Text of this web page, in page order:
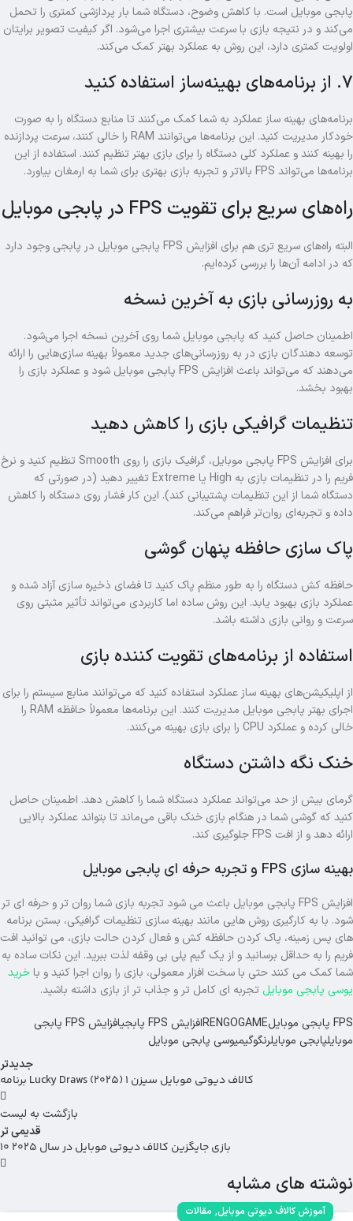
پابجی موبایل است. با کاهش وضوح، دستگاه شما بار پردازشی کمتری را تحمل
می‌کند و در نتیجه بازی با سرعت بیشتری اجرا می‌شود. اگر کیفیت تصویر برایتان
اولویت کمتری دارد، این روش به عملکرد بهتر کمک می‌کند.
7. از برنامه‌های بهینه‌ساز استفاده کنید
برنامه‌های بهینه‌ ساز عملکرد به شما کمک می‌کنند تا منابع دستگاه را به‌ صورت
خودکار مدیریت کنید. این برنامه‌ها می‌توانند RAM را خالی کنند، سرعت پردازنده
را بهینه کنند و عملکرد کلی دستگاه را برای بازی بهتر تنظیم کنند. استفاده از این
برنامه‌ها می‌تواند FPS بالاتر و تجربه بازی بهتری برای شما به ارمغان بیاورد.
راه‌های سریع برای تقویت FPS در پابجی موبایل
البته راه‌های سریع تری هم برای افزایش FPS پابجی موبایل در پابجی وجود دارد
که در ادامه آن‌ها را بررسی کرده‌ایم.
به‌ روزرسانی بازی به آخرین نسخه
اطمینان حاصل کنید که پابجی موبایل شما روی آخرین نسخه اجرا می‌شود.
توسعه‌ دهندگان بازی در به‌ روزرسانی‌های جدید معمولاً بهینه‌ سازی‌هایی را ارائه
می‌دهند که می‌تواند باعث افزایش FPS پابجی موبایل شود و عملکرد بازی را
بهبود بخشد.
تنظیمات گرافیکی بازی را کاهش دهید
برای افزایش FPS پابجی موبایل، گرافیک بازی را روی Smooth تنظیم کنید و نرخ
فریم را در تنظیمات بازی به High یا Extreme تغییر دهید (در صورتی که
دستگاه شما از این تنظیمات پشتیبانی کند). این کار فشار روی دستگاه را کاهش
داده و تجربه‌ای روان‌تر فراهم می‌کند.
پاک‌ سازی حافظه پنهان گوشی
حافظه کش دستگاه را به‌ طور منظم پاک کنید تا فضای ذخیره‌ سازی آزاد شده و
عملکرد بازی بهبود یابد. این روش ساده اما کاربردی می‌تواند تأثیر مثبتی روی
سرعت و روانی بازی داشته باشد.
استفاده از برنامه‌های تقویت‌ کننده بازی
از اپلیکیشن‌های بهینه‌ ساز عملکرد استفاده کنید که می‌توانند منابع سیستم را برای
اجرای بهتر پابجی موبایل مدیریت کنند. این برنامه‌ها معمولاً حافظه RAM را
خالی کرده و عملکرد CPU را برای بازی بهینه می‌کنند.
خنک نگه داشتن دستگاه
گرمای بیش از حد می‌تواند عملکرد دستگاه شما را کاهش دهد. اطمینان حاصل
کنید که گوشی شما در هنگام بازی خنک باقی می‌ماند تا بتواند عملکرد بالایی
ارائه دهد و از افت FPS جلوگیری کند.
بهینه سازی FPS و تجربه حرفه ای پابجی موبایل
افزایش FPS پابجی موبایل باعث می شود تجربه بازی شما روان تر و حرفه ای تر
شود. با به کارگیری روش هایی مانند بهینه سازی تنظیمات گرافیکی، بستن برنامه
های پس زمینه، پاک کردن حافظه کش و فعال کردن حالت بازی، می توانید افت
فریم را به حداقل برسانید و از یک گیم‌ پلی بی وقفه لذت ببرید. این نکات ساده به
شما کمک می کنند حتی با سخت‌ افزار معمولی، بازی را روان اجرا کنید و باخرید
یوسی پابجی موبایل تجربه ای کامل تر و جذاب تر از بازی داشته باشید.
FPS پابجی موبایل
RENGOGAMEافزایش FPS پابجی
افزایش FPS پابجی
موبایلپابجی موبایلرنگوگیمیوسی پابجی موبایل
جدیدتر
برنامه Lucky Draws کالاف دیوتی موبایل سیزن 1 (2025)
بازگشت به لیست
قدیمی تر
10 بازی جایگزین کالاف دیوتی موبایل در سال 2025
نوشته های مشابه
آموزش کالاف دیوتی موبایل, مقالات